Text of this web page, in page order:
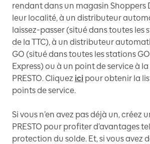
rendant dans un magasin Shoppers
leur localité, à un distributeur
laissez-passer (situé dans toutes les
de la TTC), à un distributeur
GO (situé dans toutes les stations
Express) ou à un point de service à
PRESTO. Cliquez ici pour obtenir la
points de service.
Si vous n’en avez pas déjà un, créez
PRESTO pour profiter d’avantages
protection du solde. Et, si vous avez